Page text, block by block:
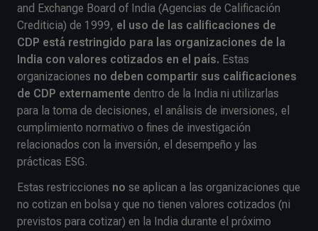
and Exchange Board of India (Agencias de Calificación
Crediticia) de 1999, el uso de las calificaciones de
CDP está restringido para las organizaciones de la
India con valores cotizados en el país. Estas
organizaciones no deben compartir sus calificaciones
de CDP externamente dentro de la India ni utilizarlas
para la toma de decisiones, el análisis de inversiones, el
cumplimiento normativo o fines de investigación
relacionados con la inversión, el desempeño y las
prácticas ESG.
Estas restricciones no se aplican a las organizaciones que
no cotizan en bolsa y que no tienen valores cotizados (ni
previstos para cotizar) en la India durante el próximo